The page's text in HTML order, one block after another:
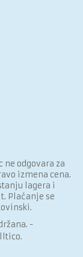
ne odgovara za
izmena cena.
lagera i
Plaćanje se
-